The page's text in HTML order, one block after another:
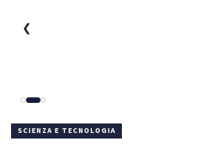
❮
SCIENZA E TECNOLOGIA